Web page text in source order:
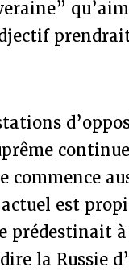
commence
est
prédestinait
la Russie